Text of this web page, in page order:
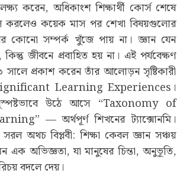
করেন, অধিকাংশ শিক্ষার্থী কোর্স শেষে
করলেও কয়েক মাস পর শেখা বিষয়গুলোর
কোনো সম্পর্ক খুঁজে পায় না। জ্ঞান যেন
কিন্তু জীবনে প্রবাহিত হয় না। এই পর্যবেক্ষণ
প্রকাশ করেন তাঁর আলোড়ন সৃষ্টিকারী
Learning Experiences।
উঠে আসে “Taxonomy of
— অর্থপূর্ণ শিখনের ট্যাক্সোনমি।
সরল অথচ বিপ্লবী: শিক্ষা কেবল জ্ঞান সঞ্চয়
এক অভিজ্ঞতা, যা মানুষের চিন্তা, অনুভূতি,
বদলে দেয়।